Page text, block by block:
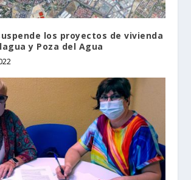
los proyectos de vivienda
y Poza del Agua